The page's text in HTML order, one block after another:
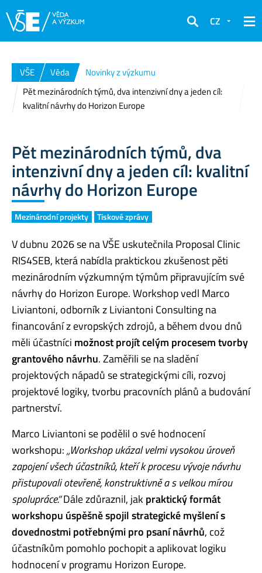
Hledat
CZ
VŠE Věda
Novinky z výzkumu
Pět mezinárodních týmů, dva intenzivní dny a jeden cíl:
kvalitní návrhy do Horizon Europe
Pět mezinárodních týmů, dva
intenzivní dny a jeden cíl: kvalitní
návrhy do Horizon Europe
Mezinárodní projekty Tiskové zprávy
V dubnu 2026 se na VŠE uskutečnila Proposal Clinic
RIS4SEB, která nabídla praktickou zkušenost pěti
mezinárodním výzkumným týmům připravujícím své
návrhy do Horizon Europe. Workshop vedl Marco
Liviantoni, odborník z Liviantoni Consulting na
financování z evropských zdrojů, a během dvou dnů
měli účastníci možnost projít celým procesem tvorby
grantového návrhu. Zaměřili se na sladění
projektových nápadů se strategickými cíli, rozvoj
projektové logiky, tvorbu pracovních plánů a budování
partnerství.
Marco Liviantoni se podělil o své hodnocení
workshopu:„Workshop ukázal velmi vysokou úroveň
zapojení všech účastníků, kteří k procesu vývoje návrhu
přistupovali otevřeně, konstruktivně a s velkou mírou
spolupráce.“Dále zdůraznil, jak praktický formát
workshopu úspěšně spojil strategické myšlení s
dovednostmi potřebnými pro psaní návrhů, což
účastníkům pomohlo pochopit a aplikovat logiku
hodnocení v programu Horizon Europe.